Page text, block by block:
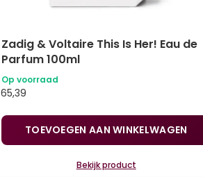
Zadig & Voltaire This Is Her! Eau de
Parfum 100ml
Op voorraad
65,39
TOEVOEGEN AAN WINKELWAGEN
Bekijk product